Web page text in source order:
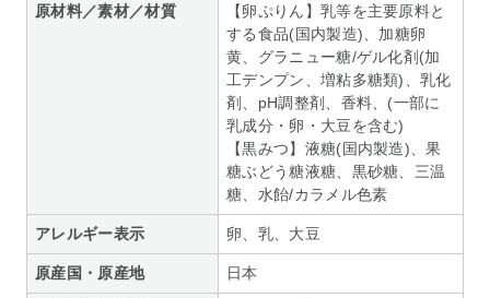
原材料／素材／材質
【卵ぷりん】乳等を主要原料と
する食品(国内製造)、加糖卵
黄、グラニュー糖/ゲル化剤(加
工デンプン、増粘多糖類)、乳化
剤、pH調整剤、香料、(一部に
乳成分・卵・大豆を含む)
【黒みつ】液糖(国内製造)、果
糖ぶどう糖液糖、黒砂糖、三温
糖、水飴/カラメル色素
アレルギー表示 卵、乳、大豆
原産国・原産地 日本